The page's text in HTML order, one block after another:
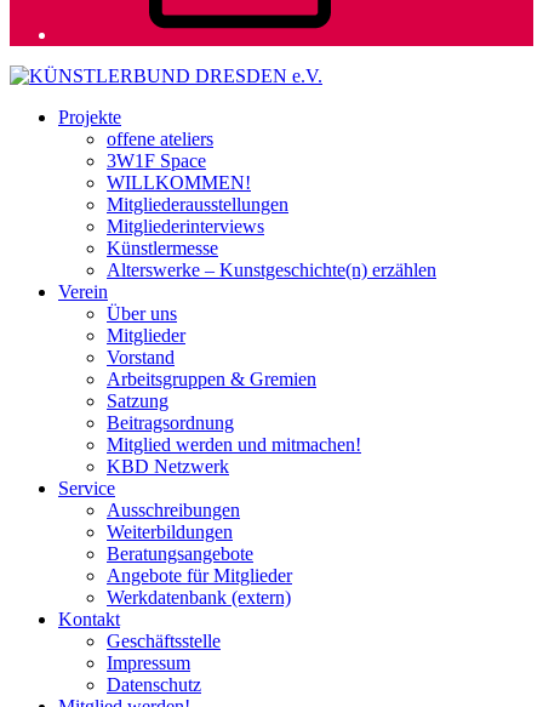
Projekte
offene ateliers
3W1F Space
WILLKOMMEN!
Mitgliederausstellungen
Mitgliederinterviews
Künstlermesse
Alterswerke – Kunstgeschichte(n) erzählen
Verein
Über uns
Mitglieder
Vorstand
Arbeitsgruppen & Gremien
Satzung
Beitragsordnung
Mitglied werden und mitmachen!
KBD Netzwerk
Service
Ausschreibungen
Weiterbildungen
Beratungsangebote
Angebote für Mitglieder
Werkdatenbank (extern)
Kontakt
Geschäftsstelle
Impressum
Datenschutz